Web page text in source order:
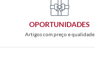
OPORTUNIDADES
Artigos com preço e qualidade